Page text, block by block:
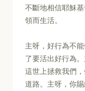
不斷地相信耶穌
領而生活。
主呀，好行為不
了要活出好行為
這世上拯救我們
道路。主呀，你